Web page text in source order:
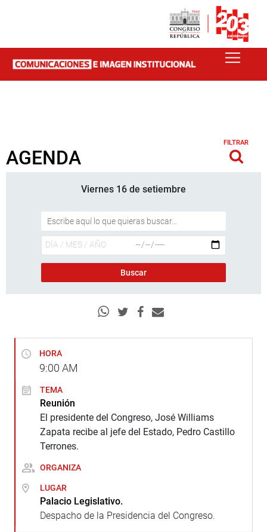
AGENDA
FILTRAR
Viernes 16 de setiembre
HORA
9:00 AM
TEMA
Reunión
El presidente del Congreso, José Williams
Zapata recibe al jefe del Estado, Pedro Castillo
Terrones.
ORGANIZA
LUGAR
Palacio Legislativo.
Despacho de la Presidencia del Congreso.